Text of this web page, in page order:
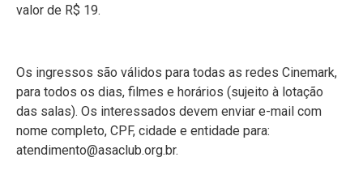
valor de R$ 19.
Os ingressos são válidos para todas as redes Cinemark,
para todos os dias, filmes e horários (sujeito à lotação
das salas). Os interessados devem enviar e-mail com
nome completo, CPF, cidade e entidade para:
atendimento@asaclub.org.br.